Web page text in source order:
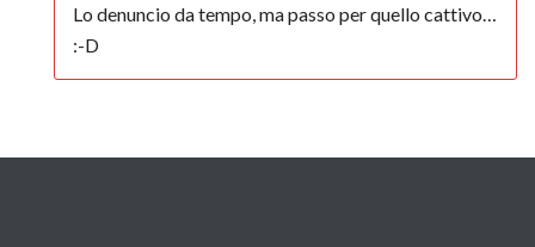
Lo denuncio da tempo, ma passo per quello cattivo…
:-D